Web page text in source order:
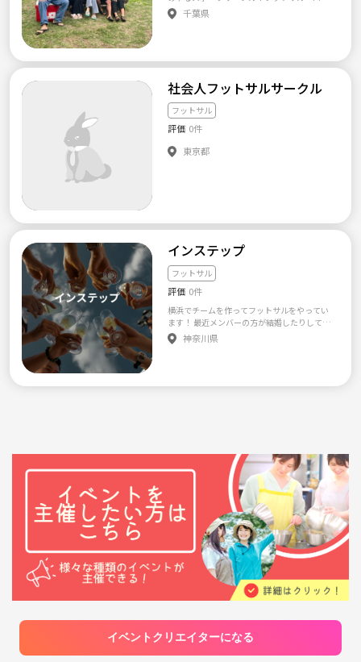
ではありません。 あくまでゆるく楽しみなが
は、月1〜2回程度、ワイン会などの交流イベ
合わせて、次のようなイベントも企画してい
く予定です。 ・ワイン会、食事会 ・ランニン
グ ・フットサル ・その他のスポーツイベント
・季節に合わせた体験イベント ・共通の趣味
を楽しむ企画 飲み会だけではなく、一緒に身
体を動かしたり、新しい体験に挑戦したりで
きるコミュニティを目指しています。 ⸻
サポートします。 内輪だけで盛り上がるので
はなく、参加者全員が居心地よく過ごせる雰
囲気づくりを大切にしています。 ⸻ 📌 年
齢・性別を問わず参加できます 参加者は20〜
30代の男女が中心です。 ただし、年齢を厳し
く限定するサークルではありません。趣旨に
共感いただける方であれば、40代以上の方も
大歓迎です。 年齢や職業にかかわらず、お互
いを尊重しながら交流できる方に参加してい
ただければと思います。 ⸻ 【主催者につい
いことを実感しました。 自分自身がなかなか
は、ワイン、登山、バスケットボール、音楽な
どです。 自分の好きなことだけでなく、参加
者の皆さんの趣味や興味も取り入れながら、
一緒にサークルを作っていけたらと考えてい
ます。 ⸻ 【こんな方におすすめです】 ・
社会人になってから新しい友達を作る機会が
減った方 ・休日を一緒に楽しめる仲間がほし
い方 ・ワインや食事を楽しみながら交流した
い方 ・ランニングやフットサルなど、スポー
ツを楽しみたい方 ・普段とは違う業界や価値
観の人と話してみたい方 ・新しい趣味や体験
に挑戦したい方 ・一人でも参加しやすいイベ
できるコミュニティを探している方 ⸻ 【参
加にあたって】 皆さんが安心して楽しめるコ
ミュニティにするため、以下を目的とした参
加はご遠慮ください。 ・宗教、ネットワーク
ーボールで楽しく体動かしませんか？✨ ご覧
いただきありがとうございます！ 20代の同世
い！」というメンバーが集まり、和気あいあ
いと活動しています。 当サークルの最大の特
徴は、**【アットホームで誰も置いていかな
い温かい雰囲気】**です！ 「身内感があって
馴染めなかったらどうしよう…」 「運動神経
に自信がないけど大丈夫かな…」 そんな不安
さい！一歩踏み出してよかったと思える時間
す！ ② 【女性6割：男性4割】で女性も参加し
く、女性の比率が高めです！優しく、お互い
を尊重し合えるクリーンなメンバーばかりな
ので、女性お1人でも安心してご参加いただけ
ます。 ③ 楽しさ重視！【初心者・未経験者】
大歓迎 フットサルもバレーボールも、ガチな
勝負ではなく「みんなで笑いながら楽しむこ
と」を最優先にしています。ミスを責める人は
1人もいません！ルールが分からなくても大丈
夫です。 ④ 終わった後の充実感抜群！ 「アッ
シュした後は、みんなで「楽しかったね！」
日時： [例：主に土日祝の午前中 / 平日夜 な
ど] • 対象年齢： 20代の方限定（同世代でリラ
ックスして楽しむため）
千葉県
社会人フットサルサークル
フットサル
評価 0件
東京都
インステップ
フットサル
評価 0件
横浜でチームを作ってフットサルをやってい
ます！ 最近メンバーの方が結婚したりしてメ
ンバーが減ってきたので、練習など遊びを一
緒にできるメンバーを集めています。 大会と
ルです
神奈川県
イベントクリエイターになる